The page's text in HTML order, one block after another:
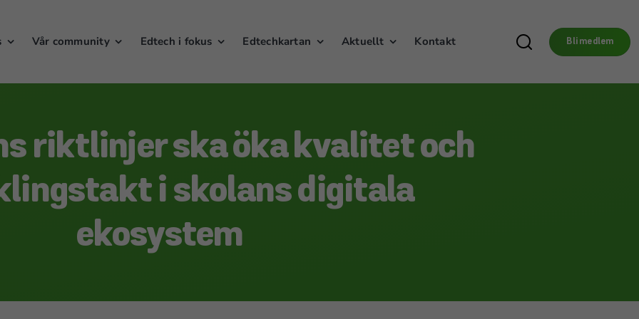
Vår community Edtech i fokus Edtechkartan Aktuellt Kontakt Bli medlem
riktlinjer ska öka kvalitet och
i skolans digitala
ekosystem